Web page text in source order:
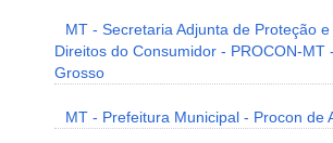
MT - Secretaria Adjunta de Proteção
Direitos do Consumidor - PROCON-MT
Grosso
MT - Prefeitura Municipal - Procon de